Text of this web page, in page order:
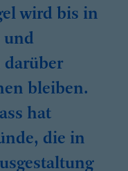
wird bis in
und
darüber
bleiben.
hat
die in